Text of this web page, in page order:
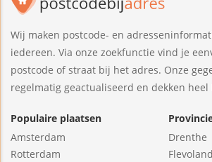
Wij maken postcode- en
iedereen. Via onze zoekfunctie vind je
postcode of straat bij het adres. Onze
regelmatig geactualiseerd en dekken
Populaire plaatsen
Amsterdam
Rotterdam
Drenthe
Flevoland